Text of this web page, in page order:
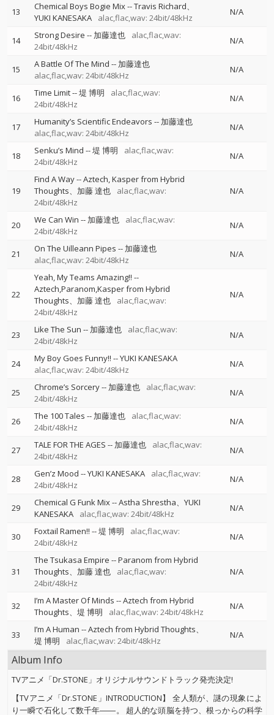
13 Chemical Boys Bogie Mix--Travis Richard、
YUKI KANESAKA
alac,flac,wav: 24bit/48kHz
N/A
14 Strong Desire -- 加藤達也
alac,flac,wav:
24bit/48kHz
N/A
15 A Battle Of The Mind -- 加藤達也
alac,flac,wav: 24bit/48kHz
N/A
16 Time Limit--堤 博明
alac,flac,wav:
24bit/48kHz
N/A
17 Humanity’s Scientific Endeavors -- 加藤達也
alac,flac,wav: 24bit/48kHz
N/A
18 Senku’s Mind --堤 博明
alac,flac,wav:
24bit/48kHz
N/A
19
Find A Way--Aztech, Kasper from Hybrid
Thoughts、加藤 達也
alac,flac,wav:
24bit/48kHz
N/A
20 We Can Win -- 加藤達也
alac,flac,wav:
24bit/48kHz
N/A
21 On The Uilleann Pipes -- 加藤達也
alac,flac,wav: 24bit/48kHz
N/A
22
Yeah, My Teams Amazing!! --
Aztech,Paranom,Kasper from Hybrid
Thoughts、加藤 達也
alac,flac,wav:
24bit/48kHz
N/A
23 Like The Sun -- 加藤達也
alac,flac,wav:
24bit/48kHz
N/A
24 My Boy Goes Funny!! --YUKI KANESAKA
alac,flac,wav: 24bit/48kHz
N/A
25 Chrome’s Sorcery-- 加藤達也
alac,flac,wav:
24bit/48kHz
N/A
26 The 100 Tales -- 加藤達也
alac,flac,wav:
24bit/48kHz
N/A
27 TALE FOR THE AGES -- 加藤達也
alac,flac,wav:
24bit/48kHz
N/A
28 Gen’z Mood --YUKI KANESAKA
alac,flac,wav:
24bit/48kHz
N/A
29 Chemical G Funk Mix--Astha Shrestha、YUKI
KANESAKA
alac,flac,wav: 24bit/48kHz
N/A
30 Foxtail Ramen!! --堤 博明
alac,flac,wav:
24bit/48kHz
N/A
31
The Tsukasa Empire --Paranom from Hybrid
Thoughts、加藤 達也
alac,flac,wav:
24bit/48kHz
N/A
32 I’m A Master Of Minds --Aztech from Hybrid
Thoughts、堤 博明
alac,flac,wav: 24bit/48kHz
N/A
33 I’m A Human --Aztech from Hybrid Thoughts、
堤 博明
alac,flac,wav: 24bit/48kHz
N/A
Album Info
TVアニメ「Dr.STONE」オリジナルサウンドトラック発売決定!
【TVアニメ「Dr.STONE」INTRODUCTION】 全人類が、謎の現象によ
り一瞬で石化して数千年――。 超人的な頭脳を持つ、根っからの科学